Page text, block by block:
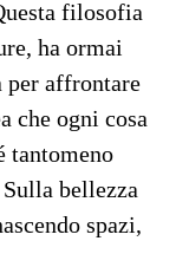
filosofia
ha ormai
per affrontare
che ogni cosa
tantomeno
bellezza
spazi,